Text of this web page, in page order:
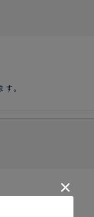
す。
です。